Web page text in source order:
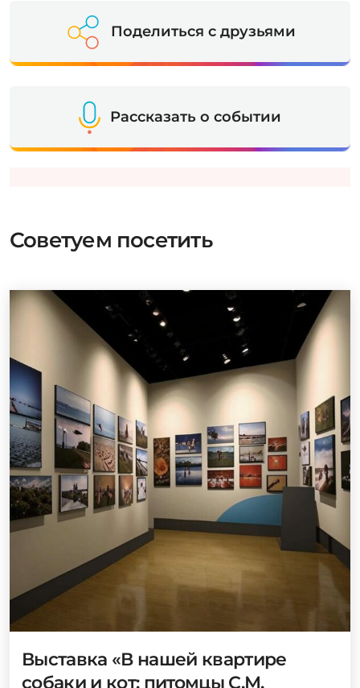
Поделиться с друзьями
Рассказать о событии
Советуем посетить
Выставка «В нашей квартире
собаки и кот: питомцы С.М.